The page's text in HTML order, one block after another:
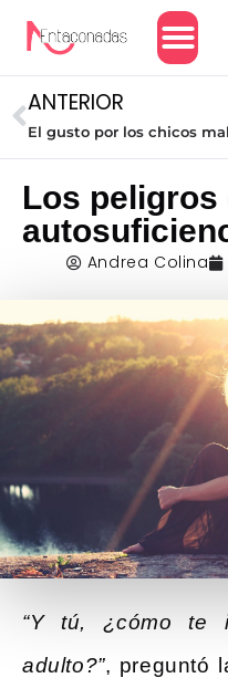
ANTERIOR
El gusto por los chicos
Los peligros
Andrea Colina
“Y tú, ¿cómo te
adulto?”, preguntó